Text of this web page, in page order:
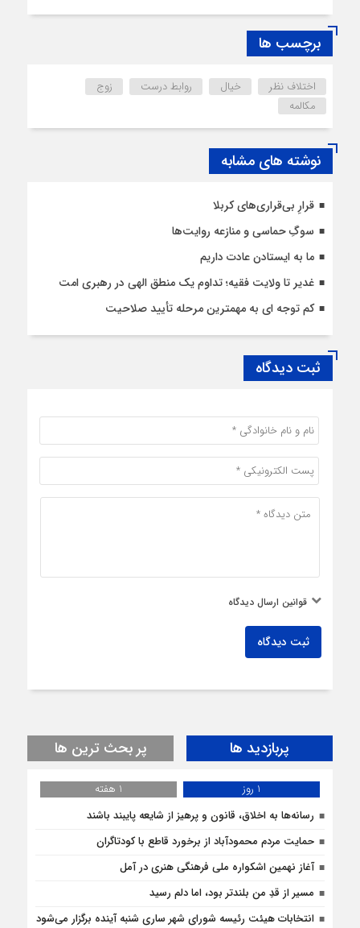
برچسب ها
اختلاف نظر خیال روابط درست
زوج
مکالمه
نوشته های مشابه
قرارِ بی‌قراری‌های کربلا
سوگِ حماسی و منازعه روایت‌ها
ما به ایستادن عادت داریم
غدیر تا ولایت فقیه؛ تداوم یک منطق الهی در رهبری امت
کم توجه ای به مهمترین مرحله تأیید صلاحیت
ثبت دیدگاه
قوانین ارسال دیدگاه
ثبت دیدگاه
پربازدید ها پر بحث ترین ها
1 روز
1 هفته
رسانه‌ها به اخلاق، قانون و پرهیز از شایعه پایبند باشند
حمایت مردم محمودآباد از برخورد قاطع با کودتاگران
آغاز نهمین اشکواره ملی فرهنگی هنری در آمل
مسیر از قدِ من بلندتر بود، اما دلم رسید
انتخابات هیئت رئیسه شورای شهر ساری شنبه آینده برگزار می‌شود